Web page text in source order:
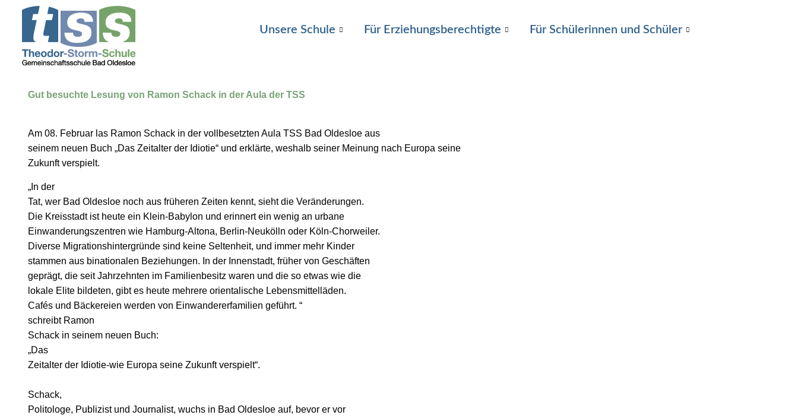
Unsere Schule Für Erziehungsberechtigte Für Schülerinnen und Schüler
Gut besuchte Lesung von Ramon Schack in der Aula der TSS
Am 08. Februar las Ramon Schack in der vollbesetzten Aula TSS Bad Oldesloe aus
seinem neuen Buch „Das Zeitalter der Idiotie“ und erklärte, weshalb seiner Meinung nach Europa seine
Zukunft verspielt.
„In der
Tat, wer Bad Oldesloe noch aus früheren Zeiten kennt, sieht die Veränderungen.
Die Kreisstadt ist heute ein Klein-Babylon und erinnert ein wenig an urbane
Einwanderungszentren wie Hamburg-Altona, Berlin-Neukölln oder Köln-Chorweiler.
Diverse Migrationshintergründe sind keine Seltenheit, und immer mehr Kinder
stammen aus binationalen Beziehungen. In der Innenstadt, früher von Geschäften
geprägt, die seit Jahrzehnten im Familienbesitz waren und die so etwas wie die
lokale Elite bildeten, gibt es heute mehrere orientalische Lebensmittelläden.
Cafés und Bäckereien werden von Einwandererfamilien geführt. “
schreibt Ramon
Schack in seinem neuen Buch:
„Das
Zeitalter der Idiotie-wie Europa seine Zukunft verspielt“.
Schack,
Politologe, Publizist und Journalist, wuchs in Bad Oldesloe auf, bevor er vor